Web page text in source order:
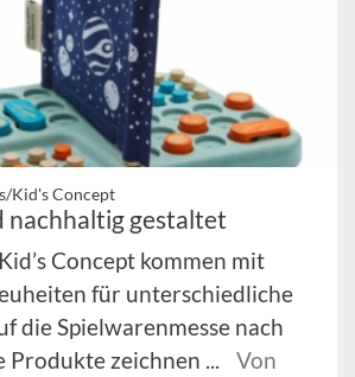
Kid's Concept
nachhaltig gestaltet
Concept kommen mit
für unterschiedliche
die Spielwarenmesse nach
zeichnen ...
Von